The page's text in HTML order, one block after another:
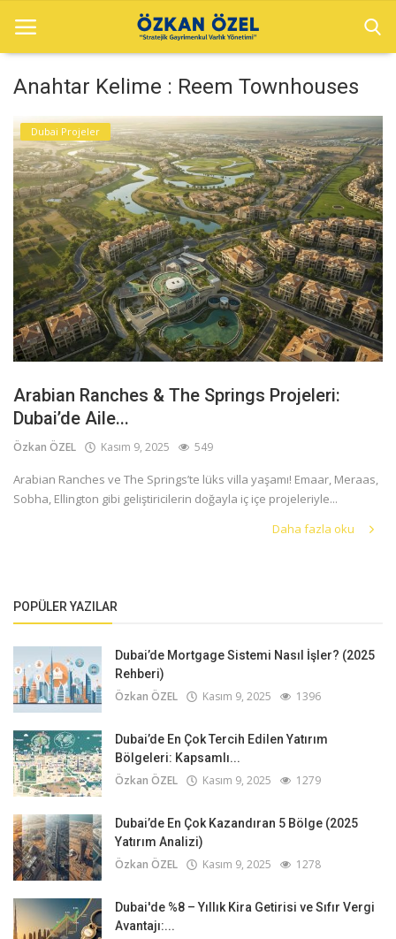
Anasayfa
Dubai Projeler
Sektörel Bilgiler
Galeri
İletişim
Türkçe
Anahtar Kelime : Reem Townhouses
Dubai Projeler
Arabian Ranches & The Springs Projeleri:
Dubai’de Aile...
Özkan ÖZEL Kasım 9, 2025 549
Arabian Ranches ve The Springs’te lüks villa yaşamı! Emaar, Meraas,
Sobha, Ellington gibi geliştiricilerin doğayla iç içe projeleriyle...
Daha fazla oku
POPÜLER YAZILAR
Dubai’de Mortgage Sistemi Nasıl İşler? (2025
Rehberi)
Özkan ÖZEL Kasım 9, 2025 1396
Dubai’de En Çok Tercih Edilen Yatırım
Bölgeleri: Kapsamlı...
Özkan ÖZEL Kasım 9, 2025 1279
Dubai’de En Çok Kazandıran 5 Bölge (2025
Yatırım Analizi)
Özkan ÖZEL Kasım 9, 2025 1278
Dubai'de %8 – Yıllık Kira Getirisi ve Sıfır Vergi
Avantajı:...